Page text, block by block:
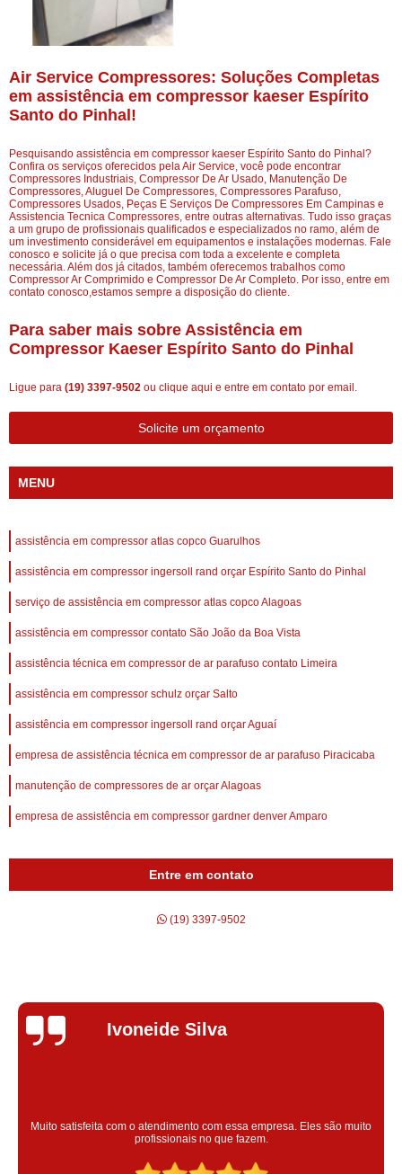
Air Service Compressores: Soluções Completas
em assistência em compressor kaeser Espírito
Santo do Pinhal!
Pesquisando assistência em compressor kaeser Espírito Santo do Pinhal?
Confira os serviços oferecidos pela Air Service, você pode encontrar
Compressores Industriais, Compressor De Ar Usado, Manutenção De
Compressores, Aluguel De Compressores, Compressores Parafuso,
Compressores Usados, Peças E Serviços De Compressores Em Campinas e
Assistencia Tecnica Compressores, entre outras alternativas. Tudo isso graças
a um grupo de profissionais qualificados e especializados no ramo, além de
um investimento considerável em equipamentos e instalações modernas. Fale
conosco e solicite já o que precisa com toda a excelente e completa
necessária. Além dos já citados, também oferecemos trabalhos como
Compressor Ar Comprimido e Compressor De Ar Completo. Por isso, entre em
contato conosco,estamos sempre a disposição do cliente.
Para saber mais sobre Assistência em
Compressor Kaeser Espírito Santo do Pinhal
Ligue para (19) 3397-9502 ou clique aqui e entre em contato por email.
Solicite um orçamento
MENU
assistência em compressor atlas copco Guarulhos
assistência em compressor ingersoll rand orçar Espírito Santo do Pinhal
serviço de assistência em compressor atlas copco Alagoas
assistência em compressor contato São João da Boa Vista
assistência técnica em compressor de ar parafuso contato Limeira
assistência em compressor schulz orçar Salto
assistência em compressor ingersoll rand orçar Aguaí
empresa de assistência técnica em compressor de ar parafuso Piracicaba
manutenção de compressores de ar orçar Alagoas
empresa de assistência em compressor gardner denver Amparo
Entre em contato
(19) 3397-9502
Silvana Alves
Super satisfeita com o serviço prestado, atendimento muito bom!
colaoradores educado e transparente, destaque para o colaborador
Claudinei excelente profissional!